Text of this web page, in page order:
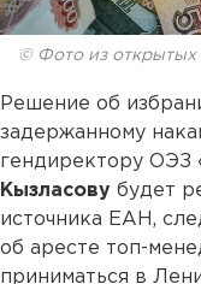
© Фото из открытых
Решение об
задержанному
гендиректору ОЭЗ
Кызласову будет
источника ЕАН,
об аресте топ-
приниматься в